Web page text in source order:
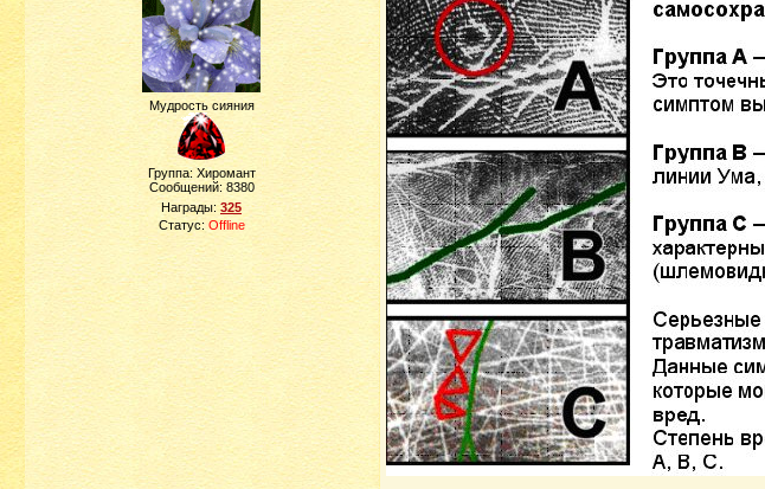
Мудрость сияния
Группа: Хиромант
Сообщений: 8380
Награды:325
Статус: Offline